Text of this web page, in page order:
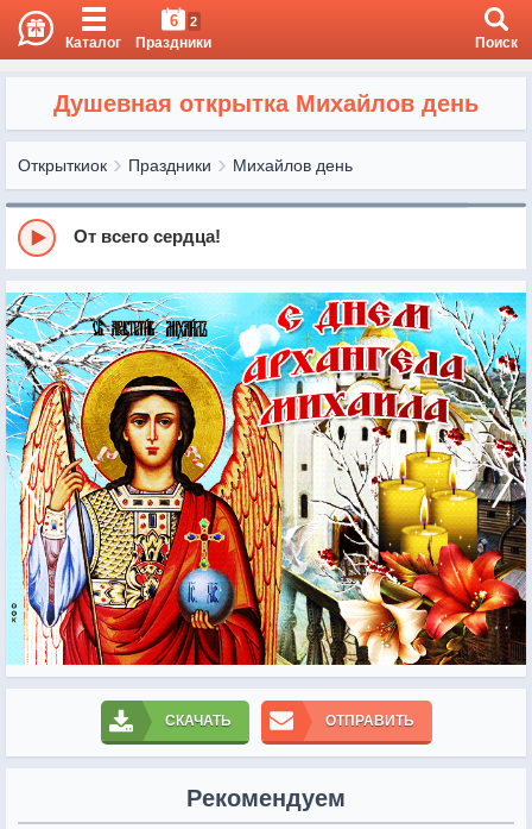
Каталог
6 2
Праздники Поиск
Душевная открытка Михайлов день
Открыткиок Праздники Михайлов день
От всего сердца!
СКАЧАТЬ ОТПРАВИТЬ
Рекомендуем